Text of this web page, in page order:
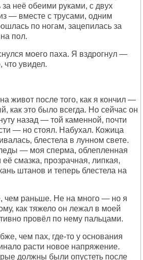
неё обеими руками, с двух
— вместе с трусами, одним
по ногам, зацепилась за
пол.
моего паха. Я вздрогнул —
что увидел.
живот после того, как я кончил —
как это было всегда. Но сейчас он
назад — той каменной, почти
— но стоял. Набухал. Кожица
блестела в лунном свете.
— моя сперма, облепленная
смазка, прозрачная, липкая,
штанов и теперь блестела на
чем раньше. Не на много — но я
как тяжело он лежал в моей
провёл по нему пальцами.
чем пах, где-то у основания
расти новое напряжение.
должны были опустеть после